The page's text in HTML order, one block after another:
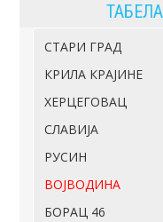
СТАРИ ГРАД
КРИЛА КРАЈИНЕ
ХЕРЦЕГОВАЦ
СЛАВИЈА
РУСИН
ВОЈВОДИНА
БОРАЦ 46